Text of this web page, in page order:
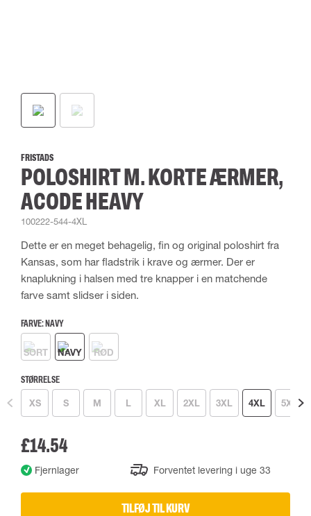
FRISTADS
POLOSHIRT M. KORTE ÆRMER,
ACODE HEAVY
100222-544-4XL
Dette er en meget behagelig, fin og original poloshirt fra
Kansas, som har fladstrik i krave og ærmer. Der er
knaplukning i halsen med tre knapper i en matchende
farve samt slidser i siden.
FARVE: NAVY
STØRRELSE
XS S M L XL 2XL 3XL 4XL 5XL
£14.54
Fjernlager Forventet levering i uge 33
TILFØJ TIL KURV